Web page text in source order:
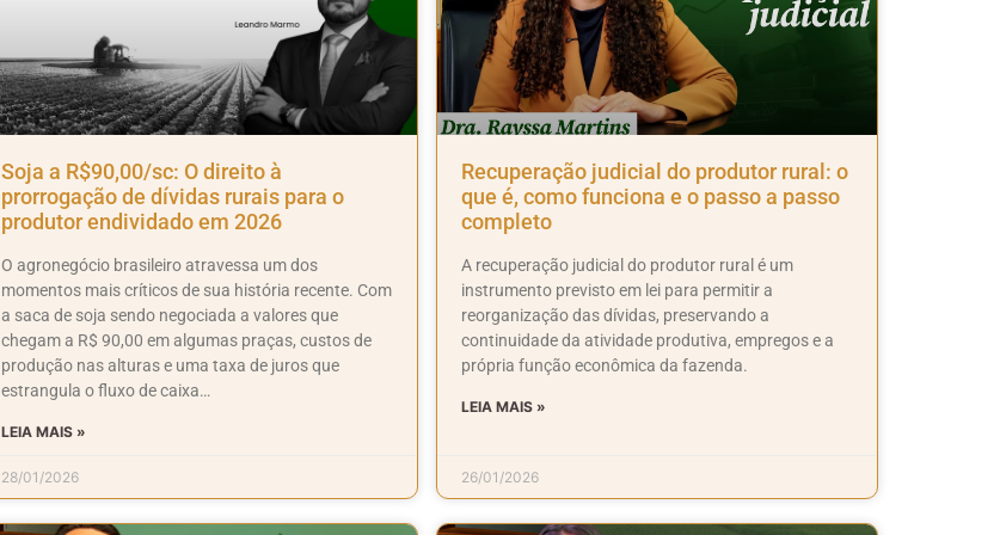
Soja a R$90,00/sc: O direito à
prorrogação de dívidas rurais para o
produtor endividado em 2026
O agronegócio brasileiro atravessa um dos
momentos mais críticos de sua história recente. Com
a saca de soja sendo negociada a valores que
chegam a R$ 90,00 em algumas praças, custos de
produção nas alturas e uma taxa de juros que
estrangula o fluxo de caixa…
LEIA MAIS »
28/01/2026
Recuperação judicial do produtor rural: o
que é, como funciona e o passo a passo
completo
A recuperação judicial do produtor rural é um
instrumento previsto em lei para permitir a
reorganização das dívidas, preservando a
continuidade da atividade produtiva, empregos e a
própria função econômica da fazenda.
LEIA MAIS »
26/01/2026